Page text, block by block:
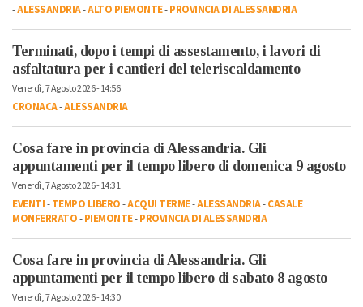
-ALESSANDRIA-ALTO PIEMONTE-PROVINCIA DI ALESSANDRIA
Terminati, dopo i tempi di assestamento, i lavori di
asfaltatura per i cantieri del teleriscaldamento
Venerdì, 7 Agosto 2026 - 14:56
CRONACA-ALESSANDRIA
Cosa fare in provincia di Alessandria. Gli
appuntamenti per il tempo libero di domenica 9 agosto
Venerdì, 7 Agosto 2026 - 14:31
EVENTI-TEMPO LIBERO-ACQUI TERME-ALESSANDRIA-CASALE
MONFERRATO-PIEMONTE-PROVINCIA DI ALESSANDRIA
Cosa fare in provincia di Alessandria. Gli
appuntamenti per il tempo libero di sabato 8 agosto
Venerdì, 7 Agosto 2026 - 14:30